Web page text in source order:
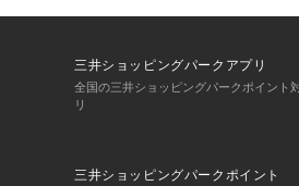
三井ショッピングパークアプリ
全国の三井ショッピングパークポイント
リ
三井ショッピングパークポイント